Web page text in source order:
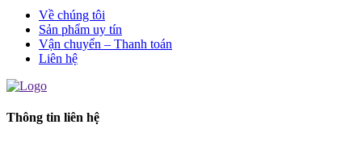
Về chúng tôi
Sản phẩm uy tín
Vận chuyển – Thanh toán
Liên hệ
Thông tin liên hệ